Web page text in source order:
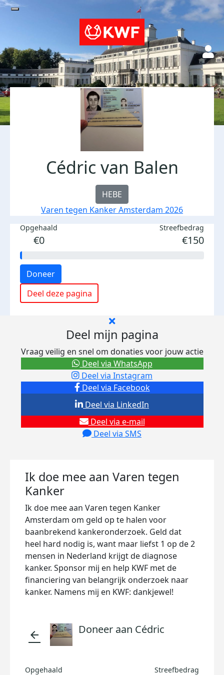
Cédric van Balen
HEBE
Varen tegen Kanker Amsterdam 2026
Opgehaald
€0
Streefbedrag
€150
Doneer
Deel deze pagina
Deel mijn pagina
Vraag veilig en snel om donaties voor jouw actie
Deel via Facebook
Deel via Instagram
Deel via e-mail
Deel via SMS
Deel via LinkedIn
Deel via WhatsApp
Ik doe mee aan Varen tegen
Kanker
Ik doe mee aan Varen tegen Kanker
Amsterdam om geld op te halen voor
baanbrekend kankeronderzoek. Geld dat
heel hard nodig is, want maar liefst 1 op de 2
mensen in Nederland krijgt de diagnose
kanker. Sponsor mij en help KWF met de
financiering van belangrijk onderzoek naar
kanker. Namens mij en KWF: dankjewel!
arrow_back Doneer aan Cédric
Opgehaald Streefbedrag